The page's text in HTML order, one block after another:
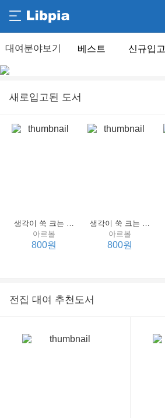
베스트 신규입고
새로입고된 도서
생각이 쑥 크는 세계 명작 4 : 언어 편
아르볼
800원
생각이 쑥 크는 세계 명작 3 : 언어 편
아르볼
800원
전집 대여 추천도서